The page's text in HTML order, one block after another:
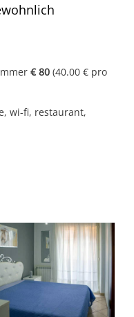
€ 80 (40.00 € pro
wi-fi, restaurant,